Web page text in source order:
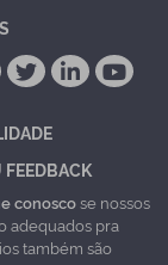
FEEDBACK
conoscose nossos
adequados pra
também são